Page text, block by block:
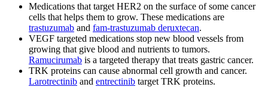
Medications that target HER2 on the surface of some cancer
cells that helps them to grow. These medications are
trastuzumab and fam-trastuzumab deruxtecan.
VEGF targeted medications stop new blood vessels from
growing that give blood and nutrients to tumors.
Ramucirumab is a targeted therapy that treats gastric cancer.
TRK proteins can cause abnormal cell growth and cancer.
Larotrectinib and entrectinib target TRK proteins.